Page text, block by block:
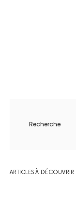
ARTICLES À DÉCOUVRIR